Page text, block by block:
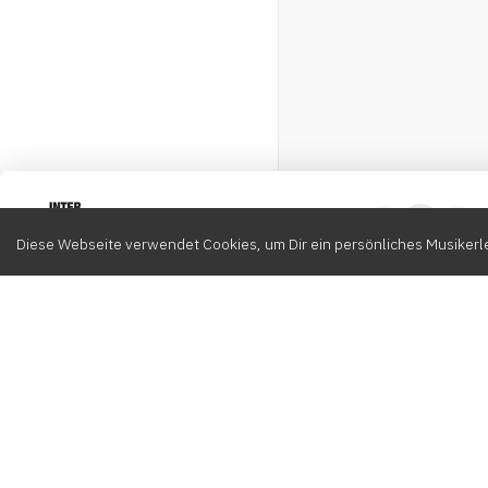
Diese Webseite verwendet Cookies, um Dir ein persönliches